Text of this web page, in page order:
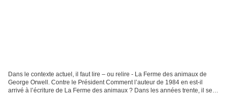
Dans le contexte actuel, il faut lire – ou relire - La Ferme des animaux de
George Orwell. Contre le Président Comment l’auteur de 1984 en est-il
arrivé à l’écriture de La Ferme des animaux ? Dans les années trente, il se